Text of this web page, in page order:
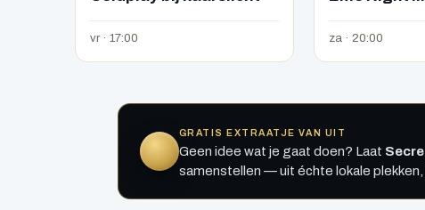
vr · 17:00 za · 20:00
GRATIS EXTRAATJE VAN UIT
Geen idee wat je gaat doen? Laat
samenstellen — uit échte lokale plekken,